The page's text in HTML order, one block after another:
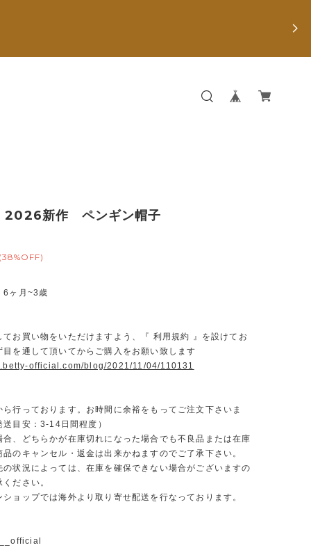
2026新作 ペンギン帽子
ヶ月~3歳
てお買い物をいただけますよう、『 利用規約 』を設けてお
目を通して頂いてからご購入をお願い致します
official.com/blog/2021/11/04/110131
ら行っております。お時間に余裕をもってご注文下さいま
送目安：3-14日間程度）
合、どちらかが在庫切れになった場合でも不良品または在庫
品のキャンセル・返金は出来かねますのでご了承下さい。
の状況によっては、在庫を確保できない場合がございますの
ださい。
ショップでは海外より取り寄せ配送を行なっております。